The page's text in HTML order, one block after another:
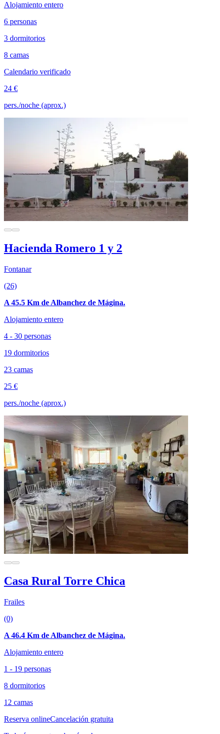
Alojamiento entero
6 personas
3 dormitorios
8 camas
Calendario verificado
24 €
pers./noche (aprox.)
Hacienda Romero 1 y 2
Fontanar
(26)
A 45.5 Km de Albanchez de Mágina.
Alojamiento entero
4 - 30 personas
19 dormitorios
23 camas
25 €
pers./noche (aprox.)
Casa Rural Torre Chica
Frailes
(0)
A 46.4 Km de Albanchez de Mágina.
Alojamiento entero
1 - 19 personas
8 dormitorios
12 camas
Reserva onlineCancelación gratuita